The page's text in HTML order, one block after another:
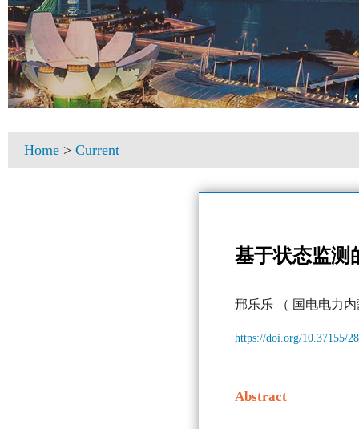
Home > Current
基于状态监测
邢乐乐 （ 国电电力
https://doi.org/10.37155/
Abstract